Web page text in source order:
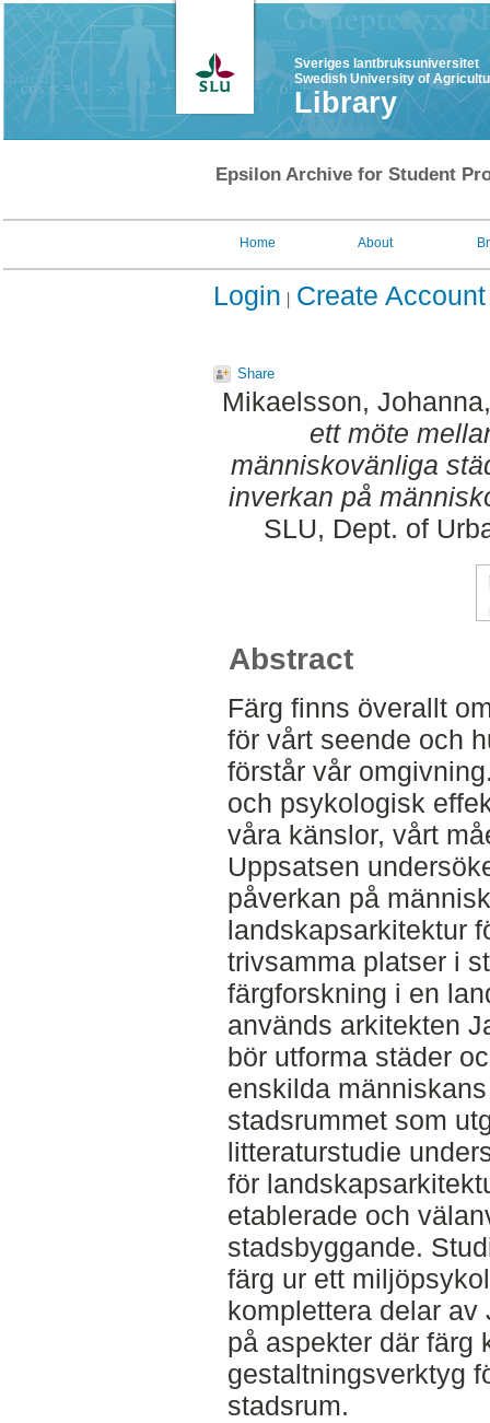
Sveriges lantbruksuniversitet
Swedish University of
Library
Epsilon Archive for Student
Home About
Login Create Account
Share
Mikaelsson, Johanna
ett möte
människovänliga
inverkan på
SLU, Dept. of
Abstract
Färg finns överallt
för vårt seende och
förstår vår
och psykologisk
våra känslor, vårt
Uppsatsen
påverkan på
landskapsarkitektur
trivsamma platser i
färgforskning i en
används arkitekten
bör utforma städer
enskilda
stadsrummet som
litteraturstudie
för
etablerade och
stadsbyggande.
färg ur ett
komplettera delar av
på aspekter där färg
gestaltningsverktyg
stadsrum.